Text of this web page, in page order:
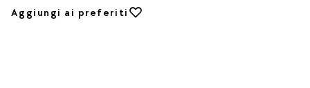
Aggiungi ai preferiti
Aggiungi ai preferiti